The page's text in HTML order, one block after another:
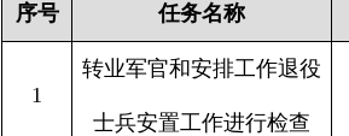
序号 任务名称
1
转业军官和安排工作退役
士兵安置工作进行检查